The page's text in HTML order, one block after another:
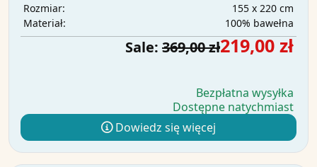
Rozmiar:
155 x 220 cm
Materiał:
100% bawełna
Sale: 369,00 zł219,00 zł
Bezpłatna wysyłka
Dostępne natychmiast
Dowiedz się więcej